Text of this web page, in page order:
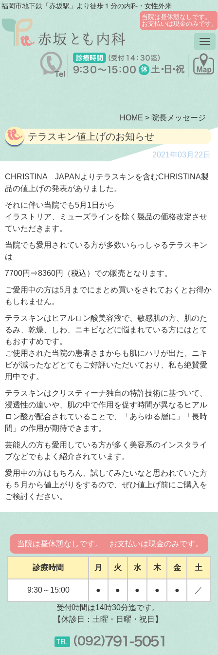
福岡市地下鉄「赤坂駅」より徒歩１分の内科・女性外来
当院は昼休憩なしです。
お支払いは現金のみです。
HOME > 院長メッセージ
テラスキン値上げのお知らせ
2021年03月22日
CHRISTINA JAPANよりテラスキンを含むCHRISTINA製
品の値上げの発表がありました。
それに伴い当院でも5月1日から
イラストリア、ミューズラインを除く製品の価格改定させ
ていただきます。
当院でも愛用されている方が多数いらっしゃるテラスキン
は
7700円⇒8360円（税込）での販売となります。
ご愛用中の方は5月までにまとめ買いをされておくとお得か
もしれません。
テラスキンはヒアルロン酸美容液で、敏感肌の方、肌のた
るみ、乾燥、しわ、ニキビなどに悩まれている方にはとて
もおすすめです。
ご使用された当院の患者さまからも肌にハリが出た、ニキ
ビが減ったなどとてもご好評いただいており、私も絶賛愛
用中です。
テラスキンはクリスティーナ独自の特許技術に基づいて、
浸透性の違いや、肌の中で作用を促す時間が異なるヒアル
ロン酸が配合されていることで、「あらゆる層に」「長時
間」の作用が期待できます。
芸能人の方も愛用している方が多く美容系のインスタライ
ブなどでもよく紹介されています。
愛用中の方はもちろん、試してみたいなと思われていた方
も５月から値上がりをするので、ぜひ値上げ前にご購入を
ご検討ください。
当院は昼休憩なしです。 お支払いは現金のみです。
診療時間 月 火 水 木 金 土
9:30～15:00 ● ● ● ● ● ／
受付時間は14時30分迄です。
【休診日：土曜・日曜・祝日】